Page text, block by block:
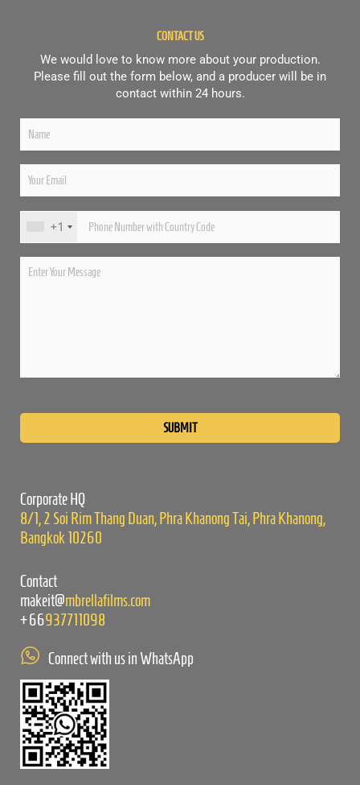
CONTACT US
We would love to know more about your production.
Please fill out the form below, and a producer will be in
contact within 24 hours.
+1
Corporate HQ
8/1, 2 Soi Rim Thang Duan, Phra Khanong Tai, Phra Khanong,
Bangkok 10260
Contact
makeit@mbrellafilms.com
+66937711098
Connect with us in WhatsApp